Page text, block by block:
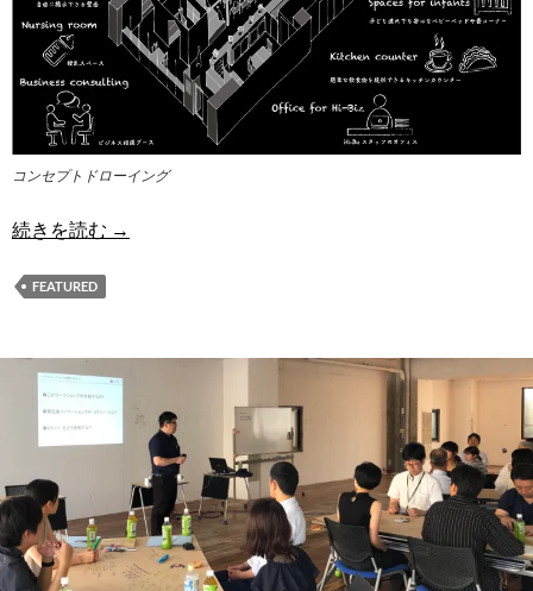
コンセプトドローイング
続きを読む ミライノ+
→
FEATURED